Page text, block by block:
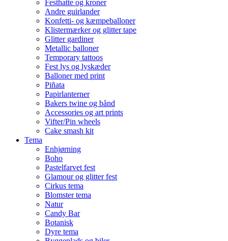
Festhatte og kroner
Andre guirlander
Konfetti- og kæmpeballoner
Klistermærker og glitter tape
Glitter gardiner
Metallic balloner
Temporary tattoos
Fest lys og lyskæder
Balloner med print
Piñata
Papirlanterner
Bakers twine og bånd
Accessories og art prints
Vifter/Pin wheels
Cake smash kit
Tema
Enhjørning
Boho
Pastelfarvet fest
Glamour og glitter fest
Cirkus tema
Blomster tema
Natur
Candy Bar
Botanisk
Dyre tema